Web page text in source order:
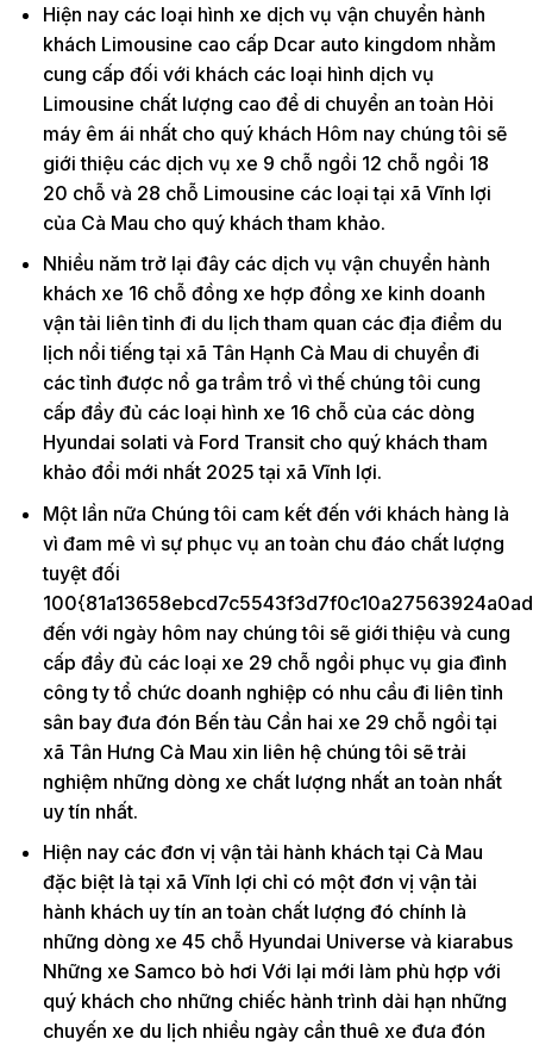
Hiện nay các loại hình xe dịch vụ vận chuyển hành
khách Limousine cao cấp Dcar auto kingdom nhằm
cung cấp đối với khách các loại hình dịch vụ
Limousine chất lượng cao để di chuyển an toàn Hỏi
máy êm ái nhất cho quý khách Hôm nay chúng tôi sẽ
giới thiệu các dịch vụ xe 9 chỗ ngồi 12 chỗ ngồi 18
20 chỗ và 28 chỗ Limousine các loại tại xã Vĩnh lợi
của Cà Mau cho quý khách tham khảo.
Nhiều năm trở lại đây các dịch vụ vận chuyển hành
khách xe 16 chỗ đồng xe hợp đồng xe kinh doanh
vận tải liên tỉnh đi du lịch tham quan các địa điểm du
lịch nổi tiếng tại xã Tân Hạnh Cà Mau di chuyển đi
các tỉnh được nổ ga trầm trồ vì thế chúng tôi cung
cấp đầy đủ các loại hình xe 16 chỗ của các dòng
Hyundai solati và Ford Transit cho quý khách tham
khảo đổi mới nhất 2025 tại xã Vĩnh lợi.
Một lần nữa Chúng tôi cam kết đến với khách hàng là
vì đam mê vì sự phục vụ an toàn chu đáo chất lượng
tuyệt đối
đến với ngày hôm nay chúng tôi sẽ giới thiệu và cung
cấp đầy đủ các loại xe 29 chỗ ngồi phục vụ gia đình
công ty tổ chức doanh nghiệp có nhu cầu đi liên tỉnh
sân bay đưa đón Bến tàu Cần hai xe 29 chỗ ngồi tại
xã Tân Hưng Cà Mau xin liên hệ chúng tôi sẽ trải
nghiệm những dòng xe chất lượng nhất an toàn nhất
uy tín nhất.
Hiện nay các đơn vị vận tải hành khách tại Cà Mau
đặc biệt là tại xã Vĩnh lợi chỉ có một đơn vị vận tải
hành khách uy tín an toàn chất lượng đó chính là
những dòng xe 45 chỗ Hyundai Universe và kiarabus
Những xe Samco bò hơi Với lại mới làm phù hợp với
quý khách cho những chiếc hành trình dài hạn những
chuyến xe du lịch nhiều ngày cần thuê xe đưa đón